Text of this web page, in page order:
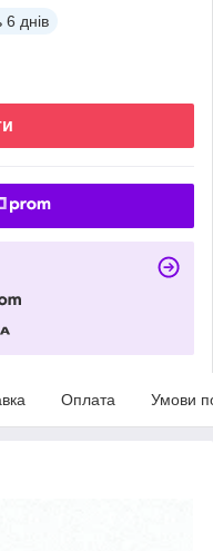
6 днів
Оплата Умови